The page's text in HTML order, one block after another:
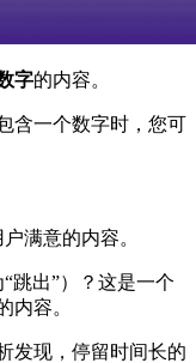
字的内容。
含一个数字时，您可
满意的内容。
跳出”）？这是一个
内容。
发现，停留时间长的